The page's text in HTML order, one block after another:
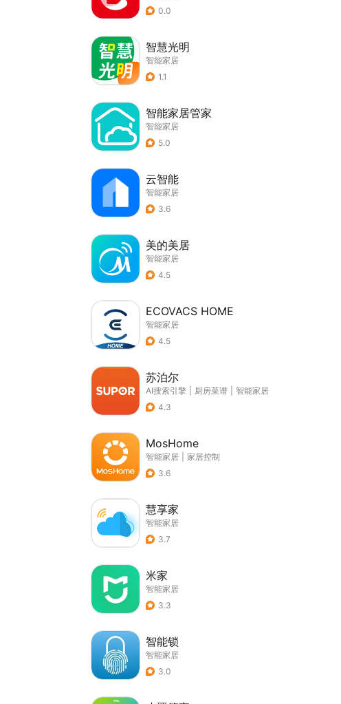
0.0
智慧光明
智能家居
1.1
智能家居管家
智能家居
5.0
云智能
智能家居
3.6
美的美居
智能家居
4.5
ECOVACS HOME
智能家居
4.5
苏泊尔
AI搜索引擎 厨房菜谱
智能家居
4.3
MosHome
智能家居
家居控制
3.6
慧享家
智能家居
3.7
米家
智能家居
3.3
智能锁
智能家居
3.0